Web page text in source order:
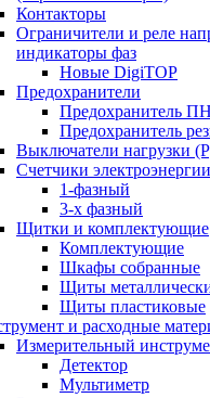
Контакторы
Ограничители и реле
индикаторы фаз
Новые DigiTOP
Предохранители
Предохранитель
Предохранитель
Выключатели нагрузки
Счетчики электроэнергии
1-фазный
3-х фазный
Щитки и комплектующие
Комплектующие
Шкафы собранные
Щиты
Щиты пластиковые
и расходные
Измерительный
Детектор
Мультиметр